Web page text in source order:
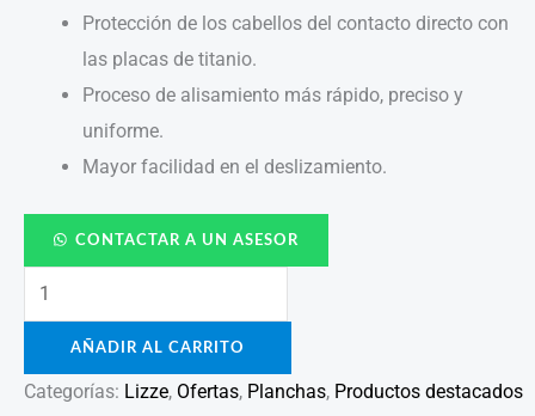
Protección de los cabellos del contacto directo con
las placas de titanio.
Proceso de alisamiento más rápido, preciso y
uniforme.
Mayor facilidad en el deslizamiento.
CONTACTAR A UN ASESOR
AÑADIR AL CARRITO
Categorías: Lizze, Ofertas, Planchas, Productos destacados